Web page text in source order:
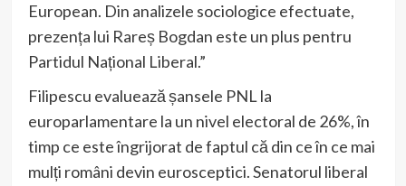
European. Din analizele sociologice efectuate,
prezența lui Rareș Bogdan este un plus pentru
Partidul Național Liberal.”
Filipescu evaluează șansele PNL la
europarlamentare la un nivel electoral de 26%, în
timp ce este îngrijorat de faptul că din ce în ce mai
mulți români devin eurosceptici. Senatorul liberal